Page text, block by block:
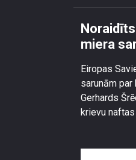
miera
Eiropas
sarunām
Gerhards
krievu